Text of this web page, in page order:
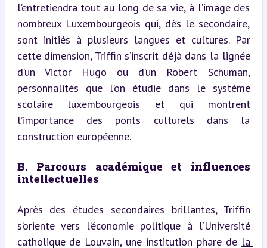
l’entretiendra tout au long de sa vie, à l’image des
nombreux Luxembourgeois qui, dès le secondaire,
sont initiés à plusieurs langues et cultures. Par
cette dimension, Triffin s’inscrit déjà dans la lignée
d’un Victor Hugo ou d’un Robert Schuman,
personnalités que l’on étudie dans le système
scolaire luxembourgeois et qui montrent
l’importance des ponts culturels dans la
construction européenne.
B. Parcours académique et influences
intellectuelles
Après des études secondaires brillantes, Triffin
s’oriente vers l’économie politique à l’Université
catholique de Louvain, une institution phare de la